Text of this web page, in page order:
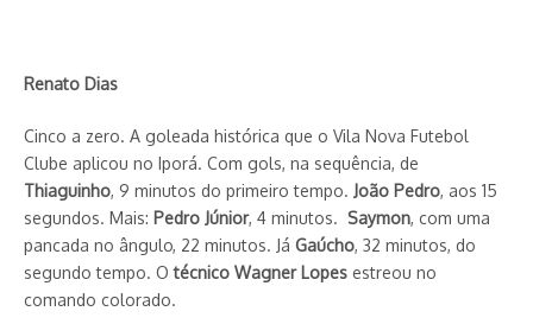
Renato Dias
Cinco a zero. A goleada histórica que o Vila Nova Futebol
Clube aplicou no Iporá. Com gols, na sequência, de
Thiaguinho, 9 minutos do primeiro tempo. João Pedro, aos 15
segundos. Mais: Pedro Júnior, 4 minutos. Saymon, com uma
pancada no ângulo, 22 minutos. Já Gaúcho, 32 minutos, do
segundo tempo. Otécnico Wagner Lopes estreou no
comando colorado.